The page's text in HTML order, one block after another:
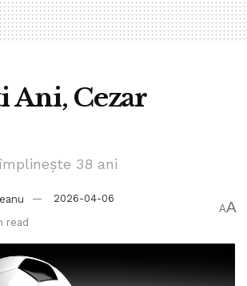
Ani, Cezar
38 ani
2026-04-06
read
AA